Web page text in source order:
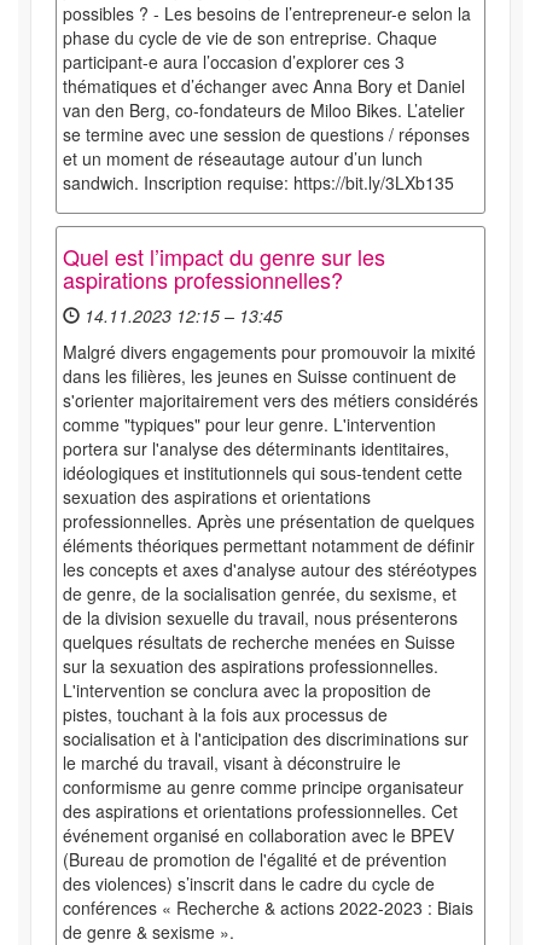
possibles ? - Les besoins de l’entrepreneur-e selon la
phase du cycle de vie de son entreprise. Chaque
participant-e aura l’occasion d’explorer ces 3
thématiques et d’échanger avec Anna Bory et Daniel
van den Berg, co-fondateurs de Miloo Bikes. L’atelier
se termine avec une session de questions / réponses
et un moment de réseautage autour d’un lunch
sandwich. Inscription requise: https://bit.ly/3LXb135
Quel est l’impact du genre sur les
aspirations professionnelles?
14.11.2023 12:15 – 13:45
Malgré divers engagements pour promouvoir la mixité
dans les filières, les jeunes en Suisse continuent de
s'orienter majoritairement vers des métiers considérés
comme "typiques" pour leur genre. L'intervention
portera sur l'analyse des déterminants identitaires,
idéologiques et institutionnels qui sous-tendent cette
sexuation des aspirations et orientations
professionnelles. Après une présentation de quelques
éléments théoriques permettant notamment de définir
les concepts et axes d'analyse autour des stéréotypes
de genre, de la socialisation genrée, du sexisme, et
de la division sexuelle du travail, nous présenterons
quelques résultats de recherche menées en Suisse
sur la sexuation des aspirations professionnelles.
L'intervention se conclura avec la proposition de
pistes, touchant à la fois aux processus de
socialisation et à l'anticipation des discriminations sur
le marché du travail, visant à déconstruire le
conformisme au genre comme principe organisateur
des aspirations et orientations professionnelles. Cet
événement organisé en collaboration avec le BPEV
(Bureau de promotion de l'égalité et de prévention
des violences) s’inscrit dans le cadre du cycle de
conférences « Recherche & actions 2022-2023 : Biais
de genre & sexisme ».